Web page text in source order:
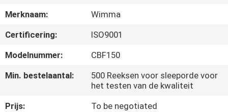
OVER
ONS
KWALITEITSCONTROLE
Merknaam:
Wimma
Certificering:
ISO9001
Modelnummer:
CBF150
Min. bestelaantal:
500 Reeksen voor sleeporde voor
het testen van de kwaliteit
Prijs:
To be negotiated